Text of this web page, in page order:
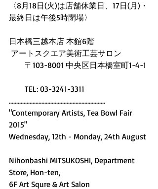
〈8月18日(火)は店舗休業日、17日(月)・
最終日は午後5時閉場〉
日本橋三越本店 本館6階
アートスクエア美術工芸サロン
〒103-8001 中央区日本橋室町1-4-1
TEL: 03-3241-3311
.................................................................
"Contemporary Artists, Tea Bowl Fair
2015"
Wednesday, 12th - Monday, 24th August
Nihonbashi MITSUKOSHI, Department
Store, Hon-ten,
6F Art Squre & Art Salon